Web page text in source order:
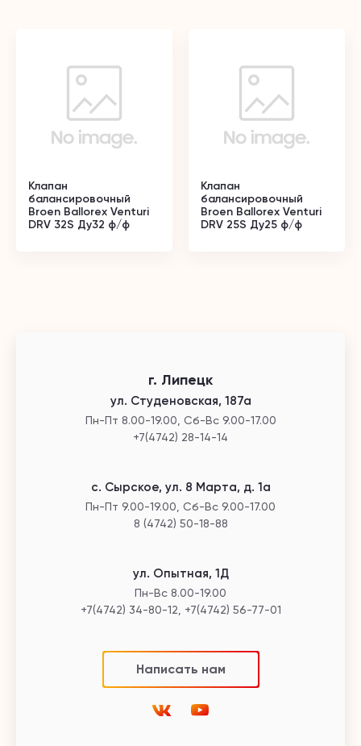
Клапан
балансировочный
Broen Ballorex Venturi
DRV 32S Ду32 ф/ф
Клапан
балансировочный
Broen Ballorex Venturi
DRV 25S Ду25 ф/ф
г. Липецк
ул. Студеновская, 187а
Пн-Пт 8.00-19.00, Сб-Вс 9.00-17.00
+7(4742) 28-14-14
с. Сырское, ул. 8 Марта, д. 1а
Пн-Пт 9.00-19.00, Сб-Вс 9.00-17.00
8 (4742) 50-18-88
ул. Опытная, 1Д
Пн-Вс 8.00-19.00
+7(4742) 34-80-12, +7(4742) 56-77-01
Написать нам